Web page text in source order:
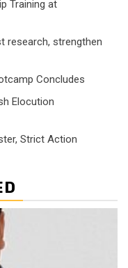
Training at
research, strengthen
Concludes
Elocution
Strict Action